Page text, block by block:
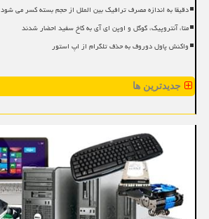
دقیقا به اندازه مصرف ترافیک بین الملل از حجم بسته کسر می شود
متا، آنتروپیک، گوگل و اوپن ای آی به کاخ سفید احضار شدند
واکنش پاول دوروف به حذف تلگرام از اپ استور
جدیدترین ها